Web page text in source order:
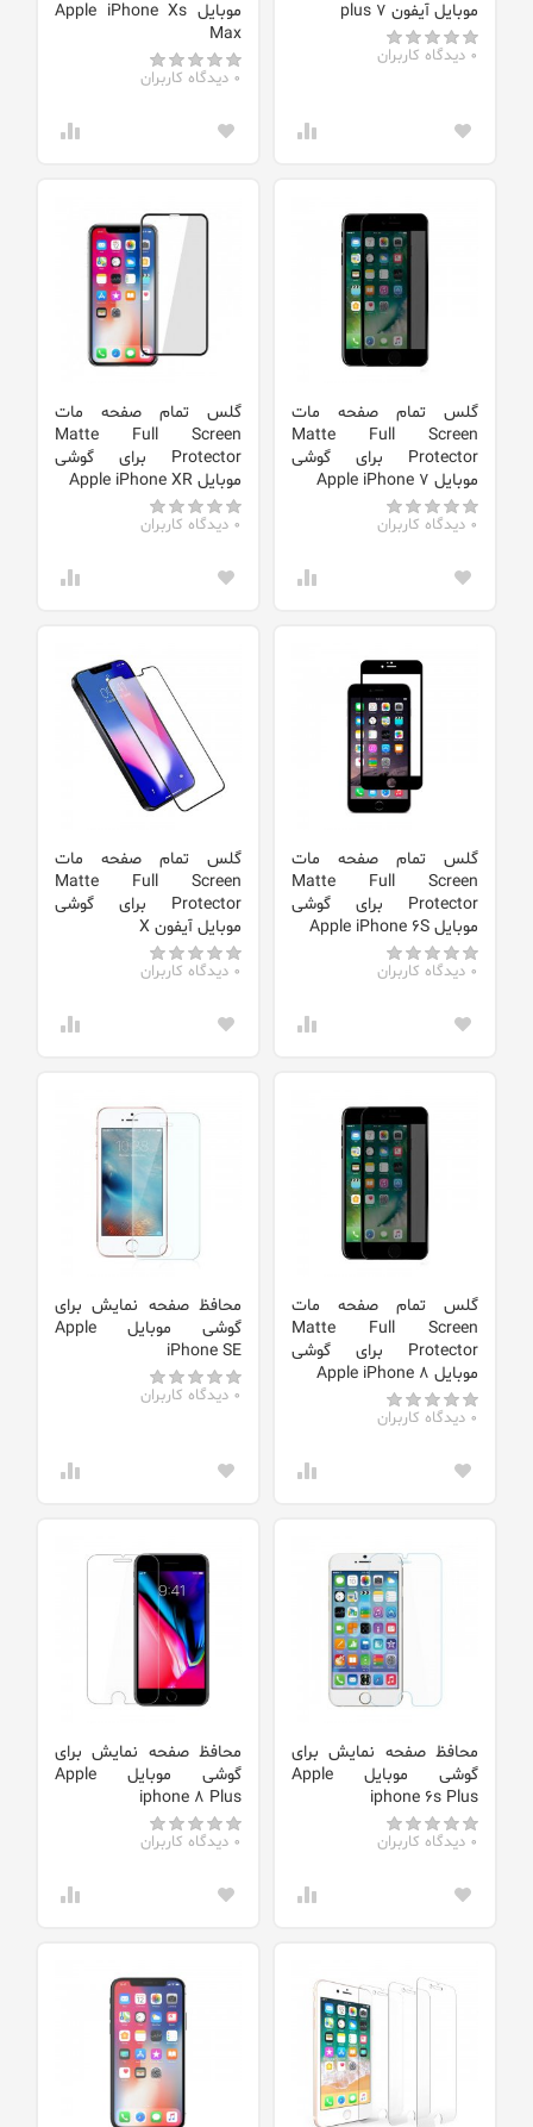
موبایل آیفون 7 plus
0 دیدگاه کاربران
موبایل Apple iPhone Xs
Max
0 دیدگاه کاربران
گلس تمام صفحه مات
Matte Full Screen
Protector برای گوشی
موبایل Apple iPhone 7
0 دیدگاه کاربران
گلس تمام صفحه مات
Matte Full Screen
Protector برای گوشی
موبایل Apple iPhone XR
0 دیدگاه کاربران
گلس تمام صفحه مات
Matte Full Screen
Protector برای گوشی
موبایل Apple iPhone 6S
0 دیدگاه کاربران
گلس تمام صفحه مات
Matte Full Screen
Protector برای گوشی
موبایل آیفون X
0 دیدگاه کاربران
گلس تمام صفحه مات
Matte Full Screen
Protector برای گوشی
موبایل Apple iPhone 8
0 دیدگاه کاربران
محافظ صفحه نمایش برای
گوشی موبایل Apple
iPhone SE
0 دیدگاه کاربران
محافظ صفحه نمایش برای
گوشی موبایل Apple
iphone 6s Plus
0 دیدگاه کاربران
محافظ صفحه نمایش برای
گوشی موبایل Apple
iphone 8 Plus
0 دیدگاه کاربران